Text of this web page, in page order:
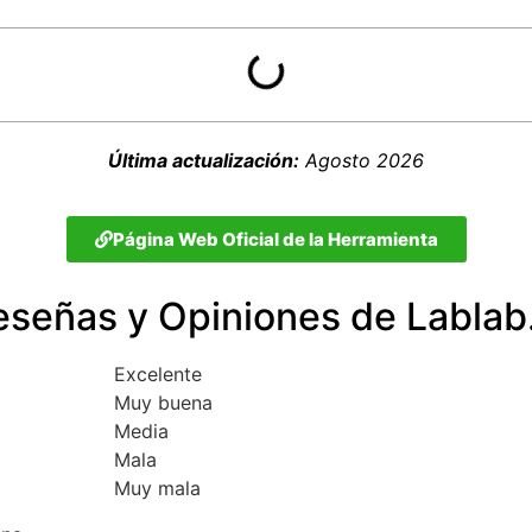
Última actualización: Agosto 2026
Página Web Oficial de la Herramienta
y Opiniones de
Excelente
Muy buena
Media
Mala
Muy mala